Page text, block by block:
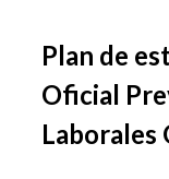
Plan de
Oficial
Laborales